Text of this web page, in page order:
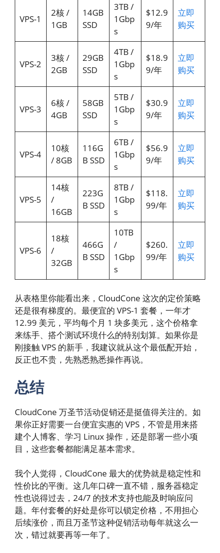
VPS-1
2核 /
1GB
14GB
SSD
3TB /
1Gbp
s
$12.9
9/年
立即
购买
VPS-2
3核 /
2GB
29GB
SSD
4TB /
1Gbp
s
$18.9
9/年
立即
购买
VPS-3
6核 /
4GB
58GB
SSD
5TB /
1Gbp
s
$30.9
9/年
立即
购买
VPS-4
10核
/ 8GB
116G
B SSD
6TB /
1Gbp
s
$56.9
9/年
立即
购买
VPS-5
14核
/
16GB
223G
B SSD
8TB /
1Gbp
s
$118.
99/年
立即
购买
VPS-6
18核
/
32GB
466G
B SSD
10TB
/
1Gbp
s
$260.
99/年
立即
购买
从表格里你能看出来，CloudCone 这次的定价策略
还是很有梯度的。最便宜的 VPS-1 套餐，一年才
12.99 美元，平均每个月 1 块多美元，这个价格拿
来练手、搭个测试环境什么的特别划算。如果你是
刚接触 VPS 的新手，我建议就从这个最低配开始，
反正也不贵，先熟悉熟悉操作再说。
总结
CloudCone 万圣节活动促销还是挺值得关注的。如
果你正好需要一台便宜实惠的 VPS，不管是用来搭
建个人博客、学习 Linux 操作，还是部署一些小项
目，这些套餐都能满足基本需求。
我个人觉得，CloudCone 最大的优势就是稳定性和
性价比的平衡。这几年口碑一直不错，服务器稳定
性也说得过去，24/7 的技术支持也能及时响应问
题。年付套餐的好处是你可以锁定价格，不用担心
后续涨价，而且万圣节这种促销活动每年就这么一
次，错过就要再等一年了。